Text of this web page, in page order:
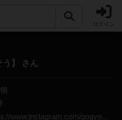
ログイン
う】 さん